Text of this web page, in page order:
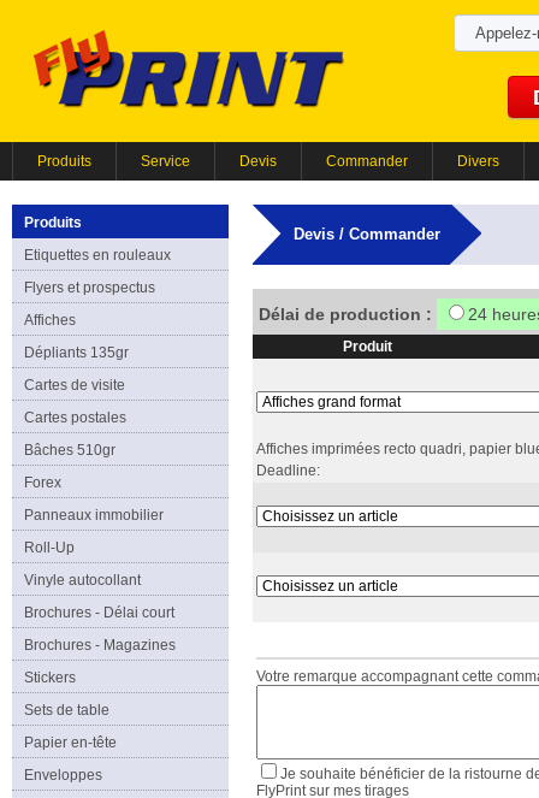
Produits Service Devis Commander Divers
Produits
Etiquettes en rouleaux
Flyers et prospectus
Affiches
Dépliants 135gr
Cartes de visite
Cartes postales
Bâches 510gr
Forex
Panneaux immobilier
Roll-Up
Vinyle autocollant
Brochures - Délai court
Brochures - Magazines
Stickers
Sets de table
Papier en-tête
Enveloppes
Devis / Commander
Délai de production : 24
Produit
Affiches imprimées recto quadri, papier
Deadline:
Votre remarque accompagnant cette
Je souhaite bénéficier de la ristourne
FlyPrint sur mes tirages